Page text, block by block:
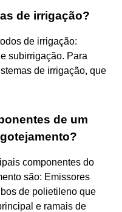
de irrigação?
de irrigação:
subirrigação. Para
de irrigação, que
de um
componentes do
são: Emissores
de polietileno que
e ramais de